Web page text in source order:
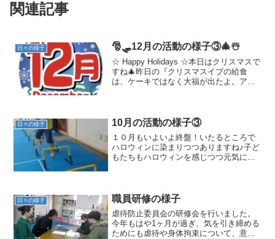
関連記事
日々の様子 🎅🛷12月の活動の様子③🎄☃️
☆ Happy Holidays ☆本日はクリスマスで
すね🎄昨日の『クリスマスイブの給食
は、ケーキではなく大福が出たよ。アレ
ども...
日々の様子 10月の活動の様子③
１０月もいよいよ終盤！いたるところで
ハロウィンに染まりつつありますね♪子ど
もたちもハロウィンを感じつつ元気に活
腿上げなどの下半身の感...
日々の様子 職員研修の様子
虐待防止委員会の研修会を行いました。
今年もはや1ヶ月が過ぎ、気を引き締める
ためにも虐待や身体拘束について、意識